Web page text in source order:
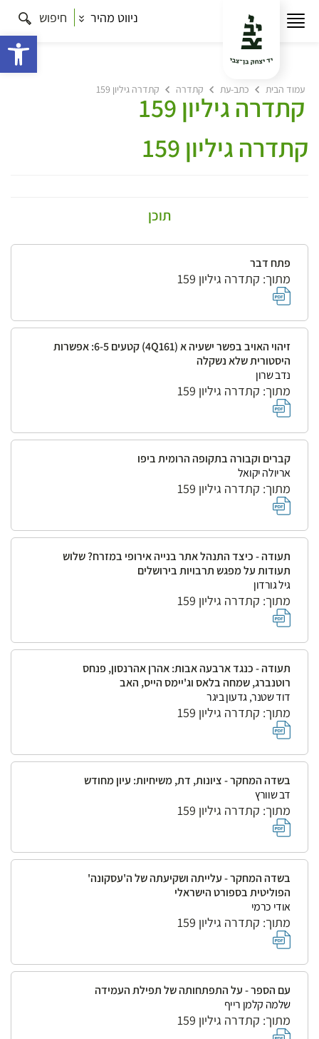
ניווט מהיר חיפוש
עמוד הבית כתב-עת קתדרה קתדרה גיליון 159
קתדרה גיליון 159
קתדרה גיליון 159
תוכן
פתח דבר
מתוך: קתדרה גיליון 159
זיהוי האויב בפשר ישעיה א (4Q161) קטעים 6-5: אפשרות
היסטורית שלא נשקלה
נדב שרון
מתוך: קתדרה גיליון 159
קברים וקבורה בתקופה הרומית ביפו
אריולה יקואל
מתוך: קתדרה גיליון 159
תעודה - כיצד התנהל אתר בנייה אירופי במזרח? שלוש
תעודות על מפגש תרבויות בירושלים
גיל גורדון
מתוך: קתדרה גיליון 159
תעודה - כנגד ארבעה אבות: אהרן אהרנסון, פנחס
רוטנברג, שמחה בלאס וג'יימס הייס, האב
דוד שטנר, גדעון ביגר
מתוך: קתדרה גיליון 159
בשדה המחקר - ציונות, דת, משיחיות: עיון מחודש
דב שוורץ
מתוך: קתדרה גיליון 159
בשדה המחקר - עלייתה ושקיעתה של ה'עסקונה'
הפוליטית בספורט הישראלי
אודי כרמי
מתוך: קתדרה גיליון 159
עם הספר - על התפתחותה של תפילת העמידה
שלמה קלמן רייף
מתוך: קתדרה גיליון 159